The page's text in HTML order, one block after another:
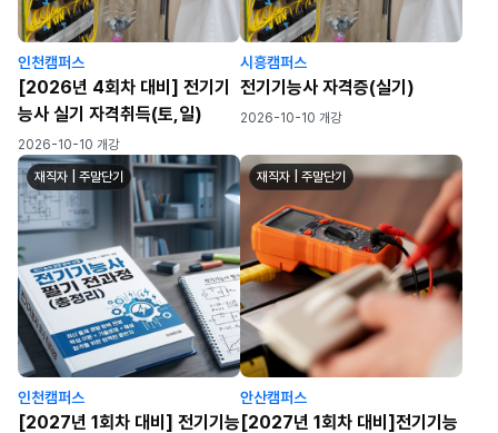
인천캠퍼스
[2026년 4회차 대비] 전기기
능사 실기 자격취득(토,일)
2026-10-10 개강
시흥캠퍼스
전기기능사 자격증(실기)
2026-10-10 개강
재직자 | 주말단기
인천캠퍼스
[2027년 1회차 대비] 전기기능
재직자 | 주말단기
안산캠퍼스
[2027년 1회차 대비]전기기능